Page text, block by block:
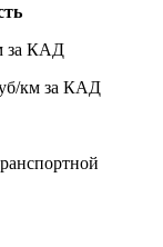
за КАД
км за КАД